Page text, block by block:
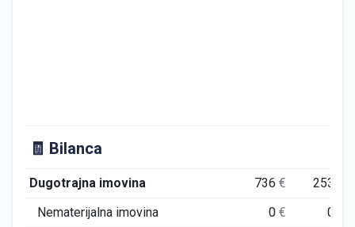
🧾 Bilanca
Dugotrajna imovina 736€ 253
Nematerijalna imovina
0€ 0